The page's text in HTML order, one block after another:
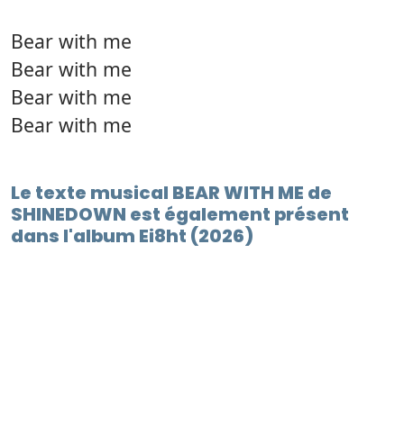
Bear with me
Bear with me
Bear with me
Bear with me
Le texte musical BEAR WITH ME de
SHINEDOWN est également présent
dans l'album Ei8ht (2026)